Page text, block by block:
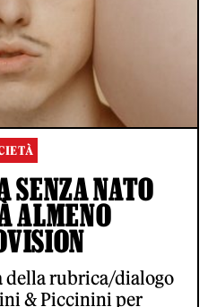
SENZA NATO
ALMENO
della rubrica/dialogo
& Piccinini per